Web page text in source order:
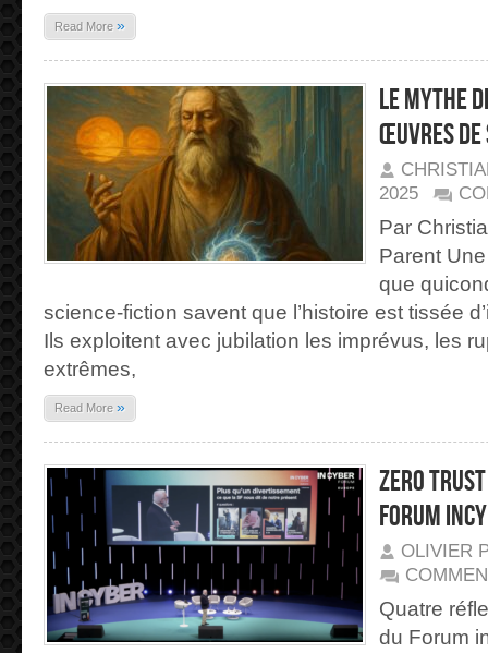
Read More »
Le mythe
œuvres de
2025
Par
Parent
que
science-fiction savent que l’histoire est tissée
Ils exploitent avec jubilation les imprévus, les
extrêmes,
Read More »
ZERO
Forum
OLIVIER
Quatre
du Forum